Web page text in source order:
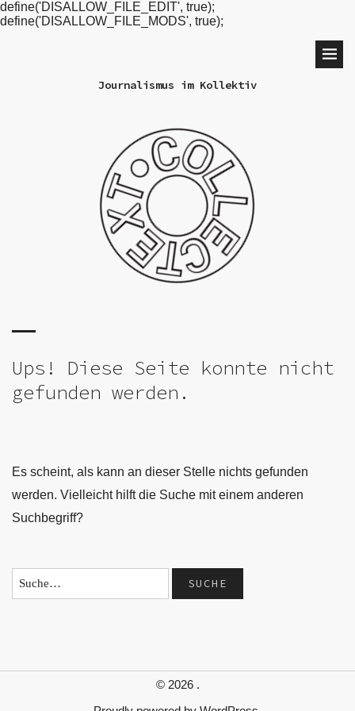
define('DISALLOW_FILE_EDIT', true);
define('DISALLOW_FILE_MODS', true);
Journalismus im Kollektiv
Ups! Diese Seite konnte nicht
gefunden werden.
Es scheint, als kann an dieser Stelle nichts gefunden
werden. Vielleicht hilft die Suche mit einem anderen
Suchbegriff?
© 2026 .